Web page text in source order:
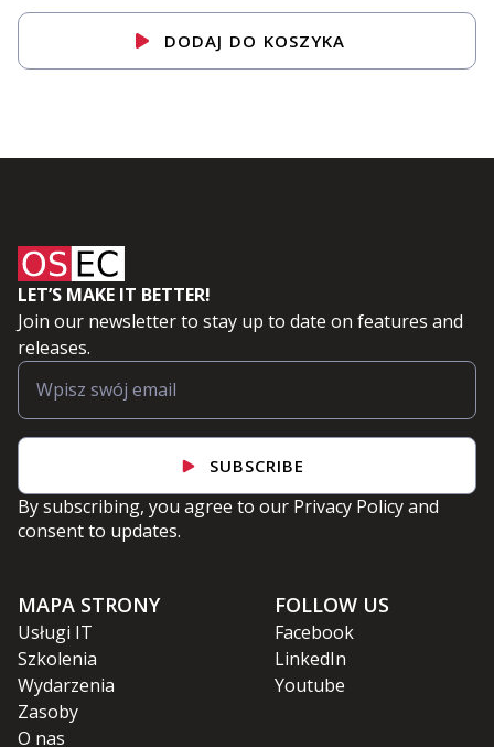
DODAJ DO KOSZYKA
LET’S MAKE IT BETTER!
Join our newsletter to stay up to date on features and
releases.
SUBSCRIBE
By subscribing, you agree to our Privacy Policyand
consent to updates.
MAPA STRONY
Usługi IT
Szkolenia
Wydarzenia
Zasoby
O nas
FOLLOW US
Facebook
LinkedIn
Youtube